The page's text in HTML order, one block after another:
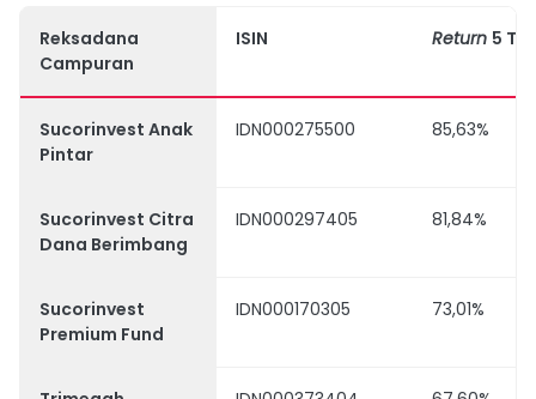
Reksadana
Campuran
ISIN Return 5
Sucorinvest Anak
Pintar
IDN000275500 85,63%
Sucorinvest Citra
Dana Berimbang
IDN000297405 81,84%
Sucorinvest
Premium Fund
IDN000170305 73,01%